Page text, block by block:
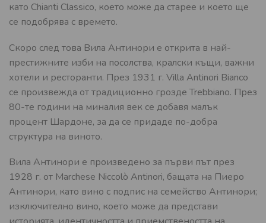
като Chianti Classico, което може да старее и което ще
се подобрява с времето.
Скоро след това Вила Антинори е открита в най-
престижните изби на посолства, кралски къщи, важни
хотели и ресторанти. През 1931 г. Villa Antinori Bianco
се произвежда от традиционно грозде Trebbiano. През
80-те години на миналия век се добавя малък
процент Шардоне, за да се придаде по-добра
структура на виното.
Вила Антинори е произведено за първи път през
1928 г. от Marchese Niccolò Antinori, бащата на Пиеро
Антинори, като вино с подпис на семейство Антинори;
изключително вино, което може да представи